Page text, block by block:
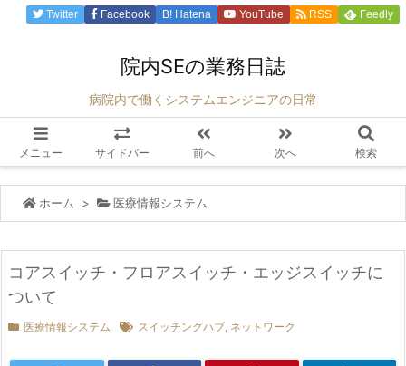
院内SEの業務日誌
病院内で働くシステムエンジニアの日常
メニュー サイドバー 前へ 次へ 検索
Twitter Facebook B! Hatena YouTube RSS Feedly
ホーム > 医療情報システム
コアスイッチ・フロアスイッチ・エッジスイッチに
ついて
医療情報システム スイッチングハブ, ネットワーク